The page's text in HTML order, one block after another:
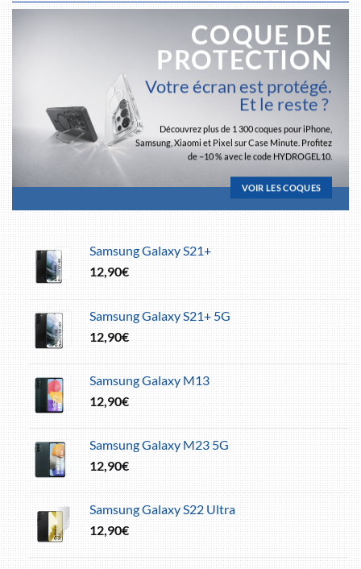
COQUE DE
PROTECTION
Votre écran est protégé.
Et le reste ?
Découvrez plus de 1 300 coques pour iPhone,
Samsung, Xiaomi et Pixel sur Case Minute. Profitez
de −10 % avec le code HYDROGEL10.
VOIR LES COQUES
Samsung Galaxy S21+
12,90€
Samsung Galaxy S21+ 5G
12,90€
Samsung Galaxy M13
12,90€
Samsung Galaxy M23 5G
12,90€
Samsung Galaxy S22 Ultra
12,90€